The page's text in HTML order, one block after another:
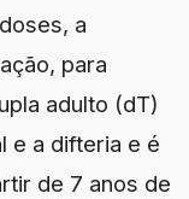
a
para
adulto (dT)
e a difteria e é
de 7 anos de